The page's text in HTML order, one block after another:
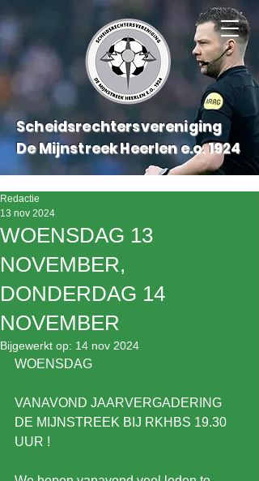
Scheidsrechtersvereniging
De Mijnstreek Heerlen e.o.1924
WOENSDAG 13
NOVEMBER,
DONDERDAG 14
NOVEMBER
Redactie
13 nov 2024
Bijgewerkt op: 14 nov 2024
WOENSDAG
VANAVOND JAARVERGADERING
DE MIJNSTREEK BIJ RKHBS 19.30
UUR !